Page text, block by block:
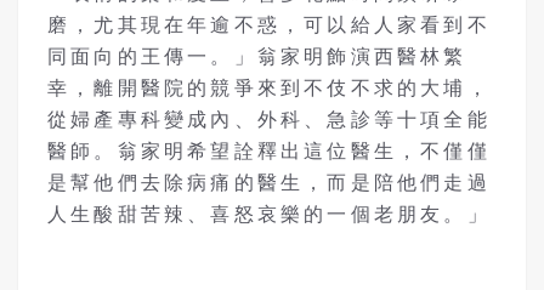
磨，尤其現在年逾不惑，可以給人家看到不
同面向的王傳一。」翁家明飾演西醫林繁
幸，離開醫院的競爭來到不伎不求的大埔，
從婦產專科變成內、外科、急診等十項全能
醫師。翁家明希望詮釋出這位醫生，不僅僅
是幫他們去除病痛的醫生，而是陪他們走過
人生酸甜苦辣、喜怒哀樂的一個老朋友。」